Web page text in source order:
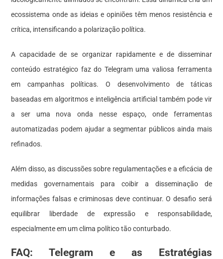
ecossistema onde as ideias e opiniões têm menos resistência e
crítica, intensificando a polarização política.
A capacidade de se organizar rapidamente e de disseminar
conteúdo estratégico faz do Telegram uma valiosa ferramenta
em campanhas políticas. O desenvolvimento de táticas
baseadas em algoritmos e inteligência artificial também pode vir
a ser uma nova onda nesse espaço, onde ferramentas
automatizadas podem ajudar a segmentar públicos ainda mais
refinados.
Além disso, as discussões sobre regulamentações e a eficácia de
medidas governamentais para coibir a disseminação de
informações falsas e criminosas deve continuar. O desafio será
equilibrar liberdade de expressão e responsabilidade,
especialmente em um clima político tão conturbado.
FAQ: Telegram e as Estratégias